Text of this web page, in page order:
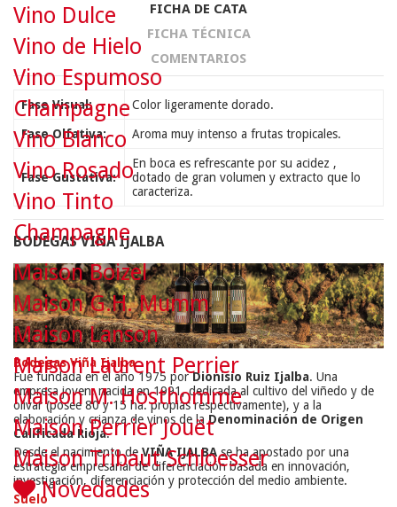
FICHA DE CATA
FICHA TÉCNICA
COMENTARIOS
Fase Visual: Color ligeramente dorado.
Fase Olfativa: Aroma muy intenso a frutas tropicales.
Fase Gustativa:
En boca es refrescante por su acidez ,
dotado de gran volumen y extracto que lo
caracteriza.
BODEGAS VIÑA IJALBA
Bodegas Viña Ijalba
Fue fundada en el año 1975 porDionisio Ruiz Ijalba. Una
empresa joven, nacida en 1991, dedicada al cultivo del viñedo y de
olivar (posee 80 y 15 ha. propias respectivamente), y a la
elaboración y crianza de vinos de la Denominación de Origen
Calificada Rioja.
Desde el nacimiento deVIÑA IJALBAse ha apostado por una
estrategia empresarial de diferenciación basada en innovación,
investigación, diferenciación y protección del medio ambiente.
Suelo
Vino Dulce
Vino de Hielo
Vino Espumoso
Champagne
Vino Blanco
Vino Rosado
Vino Tinto
Champagne
Maison Boizel
Maison G.H. Mumm
Maison Lanson
Maison Laurent Perrier
Maison M. Hosthomme
Maison Perrier Jouët
Maison Tribaut Schloesser
Novedades